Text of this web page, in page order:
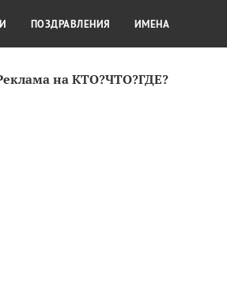
на КТО?ЧТО?ГДЕ?
КРАСОТА
ПОЗДРАВЛЕНИЯ ИМЕНА